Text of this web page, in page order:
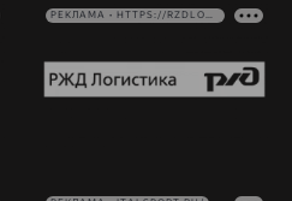
РЕКЛАМА • HTTPS://RZDLOG.RU/